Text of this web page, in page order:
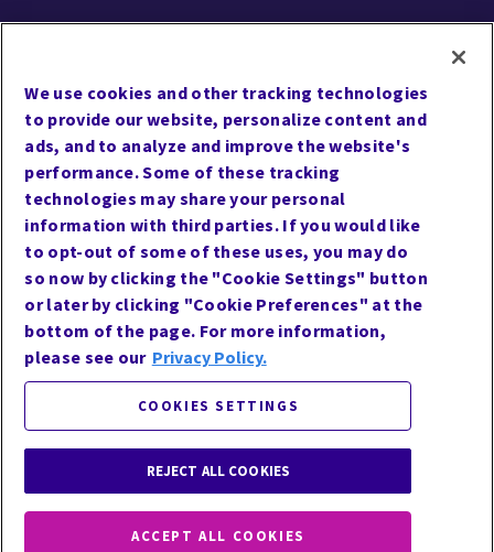
Réseaux sociaux
Carrières
Paramètres des cookies
Confidentialité
Conditions d’utilisation
Accessibilité du site Internet
Plan du site
We use cookies and other tracking technologies
to provide our website, personalize content and
ads, and to analyze and improve the website's
performance. Some of these tracking
technologies may share your personal
information with third parties. If you would like
to opt-out of some of these uses, you may do
so now by clicking the "Cookie Settings" button
or later by clicking "Cookie Preferences" at the
bottom of the page. For more information,
please see our Privacy Policy.
COOKIES SETTINGS
REJECT ALL COOKIES
ACCEPT ALL COOKIES